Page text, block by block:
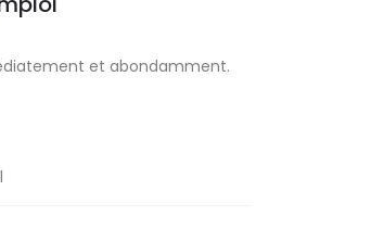
et abondamment.